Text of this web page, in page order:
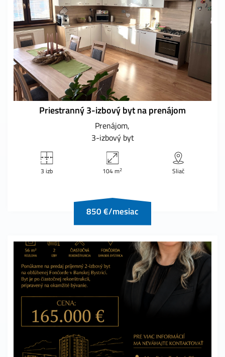
Priestranný 3-izbový byt na prenájom
Prenájom
3-izbový byt
3 izb 104 m2 Sliač
850 €/mesiac